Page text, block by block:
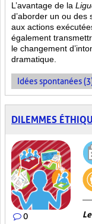
L’avantage de la
d’aborder un ou
aux actions
également
le changement
dramatique.
Idées spontanées
DILEMMES
0